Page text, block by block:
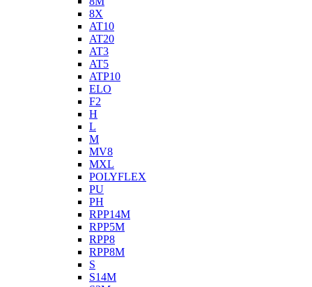
8X
AT10
AT20
AT3
AT5
ATP10
ELO
F2
H
L
M
MV8
MXL
POLYFLEX
PU
PH
RPP14M
RPP5M
RPP8
RPP8M
S
S14M